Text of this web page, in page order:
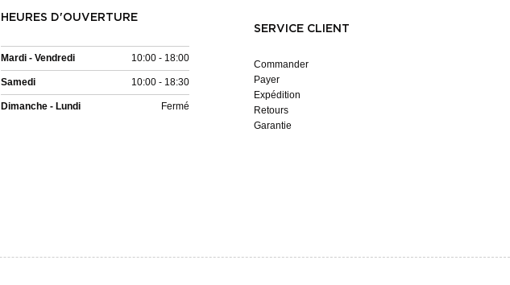
HEURES D'OUVERTURE
Mardi - Vendredi 10:00 - 18:00
Samedi 10:00 - 18:30
Dimanche - Lundi Fermé
SERVICE CLIENT
Commander
Payer
Expédition
Retours
Garantie